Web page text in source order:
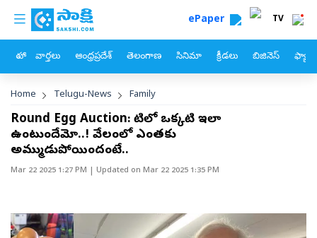
Skip to main content
custom menu ePaper TV
హోం వార్తలు ఆంధ్రప్రదేశ్ తెలంగాణ సినిమా క్రీడలు బిజినెస్
Breadcrumb
Home Telugu-News Family
Round Egg Auction: కోటిలో ఒక్కటి ఇలా
ఉంటుందేమో..! వేలంలో ఎంతకు
అమ్ముడుపోయిందంటే..
Mar 22 2025 1:27 PM | Updated on Mar 22 2025 1:35 PM